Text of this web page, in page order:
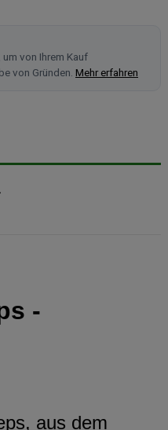
von Ihrem Kauf
von Gründen. Mehr erfahren
-
aus dem